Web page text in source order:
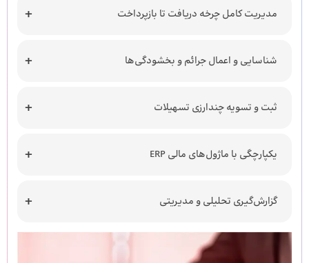
مدیریت کامل چرخه دریافت تا بازپرداخت
شناسایی و اعمال جرائم و بخشودگی‌ها
ثبت و تسویه چندارزی تسهیلات
یکپارچگی با ماژول‌های مالی ERP
گزارش‌گیری تحلیلی و مدیریتی